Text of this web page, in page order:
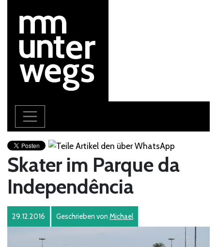
Skater im Parque da
Independência
29.12.2016 Geschrieben von Michael